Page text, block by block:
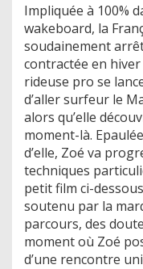
Impliquée à 100%
wakeboard, la
soudainement
contractée en hiver
rideuse pro se
d’aller surfeur le
alors qu’elle
moment-là.
d’elle, Zoé va
techniques
petit film ci-
soutenu par la
parcours, des
moment où Zoé
d’une rencontre